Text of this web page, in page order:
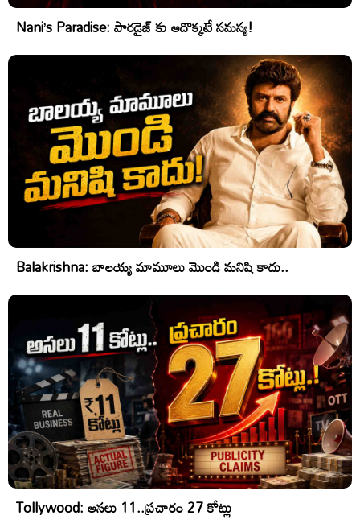
Nani’s Paradise: పారడైజ్ కు అదొక్కటే సమస్య!
Balakrishna: బాలయ్య మామూలు మొండి మనిషి కాదు..
Tollywood: అసలు 11..ప్రచారం 27 కోట్లు